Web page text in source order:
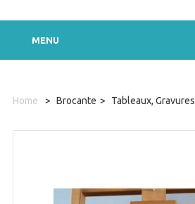
MENU
Home > Brocante > Tableaux, Gravures